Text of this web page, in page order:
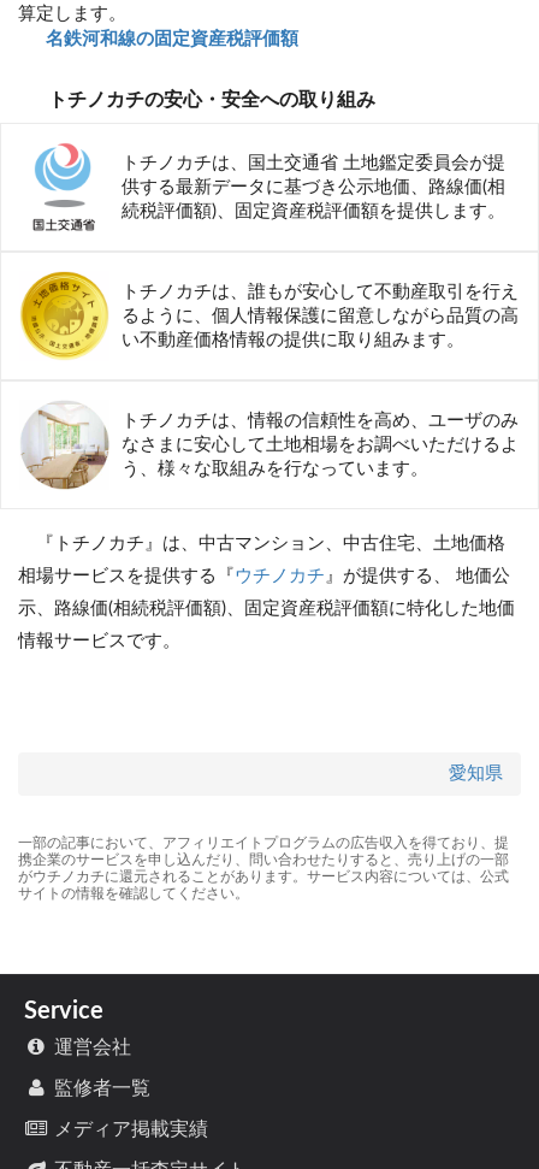
算定します。
名鉄河和線の固定資産税評価額
トチノカチの安心・安全への取り組み
トチノカチは、国土交通省 土地鑑定委員会が提
供する最新データに基づき公示地価、路線価(相
続税評価額)、固定資産税評価額を提供します。
トチノカチは、誰もが安心して不動産取引を行え
るように、個人情報保護に留意しながら品質の高
い不動産価格情報の提供に取り組みます。
トチノカチは、情報の信頼性を高め、ユーザのみ
なさまに安心して土地相場をお調べいただけるよ
う、様々な取組みを行なっています。
『トチノカチ』は、中古マンション、中古住宅、土地価格
相場サービスを提供する『 ウチノカチ 』が提供する、 地価公
示、路線価(相続税評価額)、固定資産税評価額に特化した地価
情報サービスです。
愛知県
一部の記事において、アフィリエイトプログラムの広告収入を得ており、提
携企業のサービスを申し込んだり、問い合わせたりすると、売り上げの一部
がウチノカチに還元されることがあります。サービス内容については、公式
サイトの情報を確認してください。
Service
運営会社
監修者一覧
メディア掲載実績